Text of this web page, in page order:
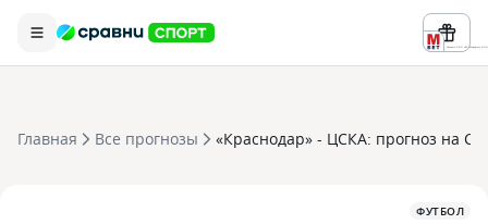
Реклама ООО «БК «Марафон» ИНН
Главная Все прогнозы «Краснодар» - ЦСКА: прогноз на
ФУТБОЛ